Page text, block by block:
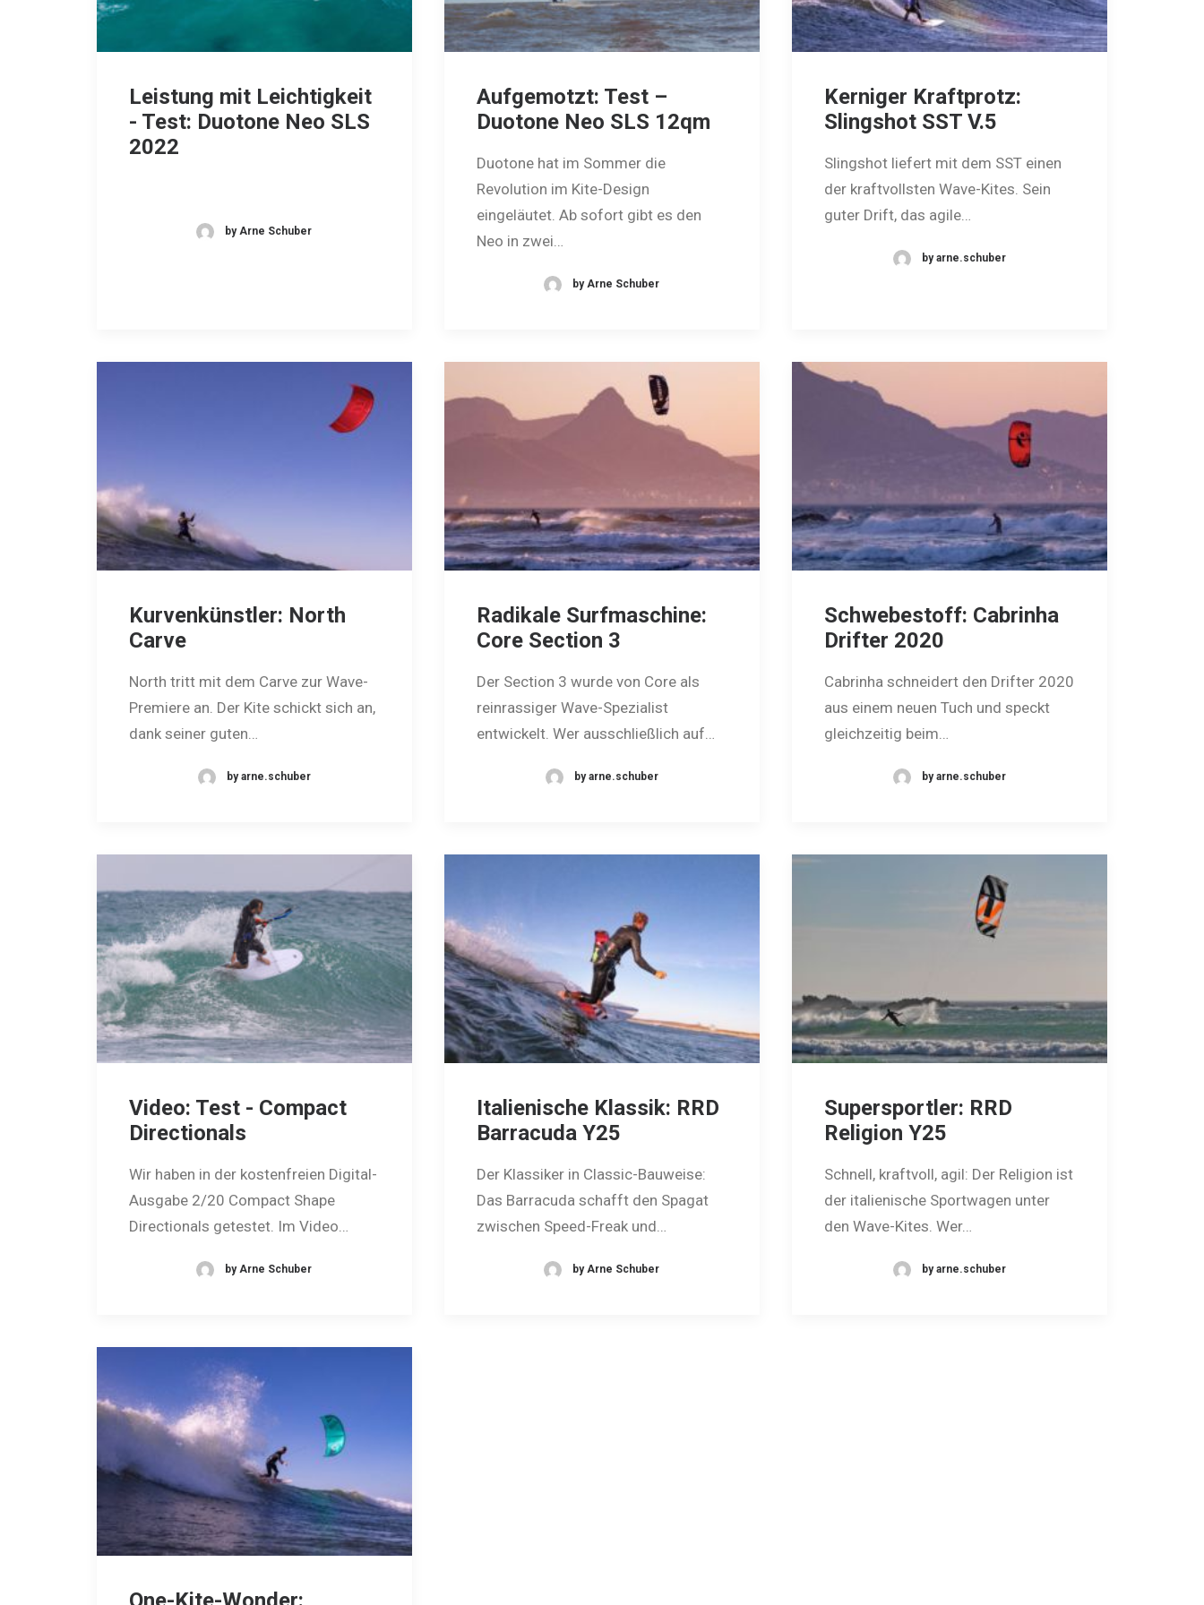
Leistung mit Leichtigkeit
- Test: Duotone Neo SLS
2022
by Arne Schuber
Aufgemotzt: Test –
Duotone Neo SLS 12qm
Duotone hat im Sommer die
Revolution im Kite-Design
eingeläutet. Ab sofort gibt es den
Neo in zwei…
by Arne Schuber
Kerniger Kraftprotz:
Slingshot SST V.5
Slingshot liefert mit dem SST einen
der kraftvollsten Wave-Kites. Sein
guter Drift, das agile…
by arne.schuber
Kurvenkünstler: North
Carve
North tritt mit dem Carve zur Wave-
Premiere an. Der Kite schickt sich an,
dank seiner guten…
by arne.schuber
Radikale Surfmaschine:
Core Section 3
Der Section 3 wurde von Core als
reinrassiger Wave-Spezialist
entwickelt. Wer ausschließlich auf…
by arne.schuber
Schwebestoff: Cabrinha
Drifter 2020
Cabrinha schneidert den Drifter 2020
aus einem neuen Tuch und speckt
gleichzeitig beim…
by arne.schuber
Video: Test - Compact
Directionals
Wir haben in der kostenfreien Digital-
Ausgabe 2/20 Compact Shape
Directionals getestet. Im Video…
by Arne Schuber
Italienische Klassik: RRD
Barracuda Y25
Der Klassiker in Classic-Bauweise:
Das Barracuda schafft den Spagat
zwischen Speed-Freak und…
by Arne Schuber
Supersportler: RRD
Religion Y25
Schnell, kraftvoll, agil: Der Religion ist
der italienische Sportwagen unter
den Wave-Kites. Wer…
by arne.schuber